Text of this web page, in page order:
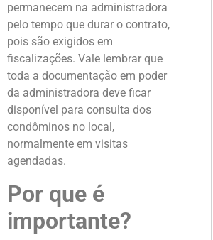
permanecem na administradora
pelo tempo que durar o contrato,
pois são exigidos em
fiscalizações. Vale lembrar que
toda a documentação em poder
da administradora deve ficar
disponível para consulta dos
condôminos no local,
normalmente em visitas
agendadas.
Por que é
importante?